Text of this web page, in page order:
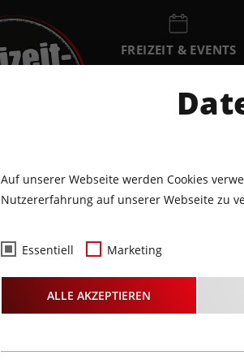
FREIZEIT & EVENTS
EVENTKALENDER
Auf unserer Webseite werden Cookies
Nutzererfahrung auf unserer Webseite zu
Essentiell Marketing
ALLE AKZEPTIEREN